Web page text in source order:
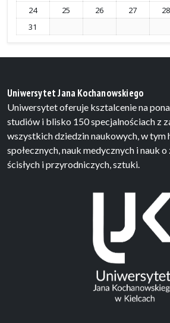
24
25 26 27 28
31
Uniwersytet Jana Kochanowskiego
Uniwersytet oferuje ksztalcenie na
studiów i blisko 150 specjalnościach z
wszystkich dziedzin naukowych, w tym
społecznych, nauk medycznych i nauk
ścisłych i przyrodniczych, sztuki.